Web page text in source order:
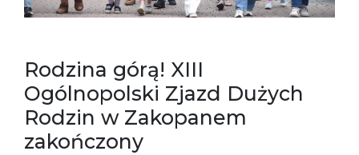
Rodzina górą! XIII
Ogólnopolski Zjazd Dużych
Rodzin w Zakopanem
zakończony